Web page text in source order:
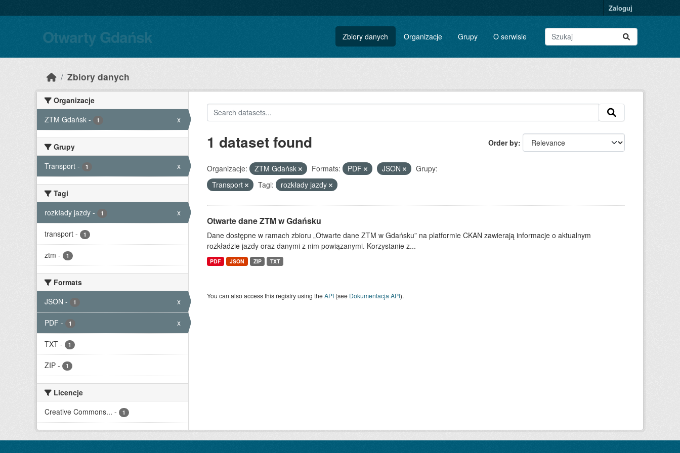
Zaloguj
Otwarty Gdańsk Zbiory danych Organizacje Grupy O serwisie
Zbiory danych
Organizacje
ZTM Gdańsk - 1 x
Grupy
Transport - 1 x
Tagi
rozkłady jazdy - 1 x
transport - 1
ztm - 1
Formats
JSON - 1 x
PDF - 1 x
TXT - 1
ZIP - 1
Licencje
Creative Commons... - 1
Order by
1 dataset found
Organizacje: ZTM Gdańsk Formats: PDF JSON
Grupy:
Transport
Tagi: rozkłady jazdy
Otwarte dane ZTM w Gdańsku
Dane dostępne w ramach zbioru „Otwarte dane ZTM w Gdańsku” na platformie CKAN zawierają informacje o aktualnym
rozkładzie jazdy oraz danymi z nim powiązanymi. Korzystanie z...
PDF JSON ZIP TXT
You can also access this registry using theAPI(see Dokumentacja API).